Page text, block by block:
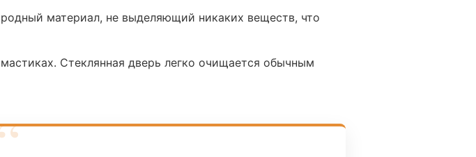
материал, не выделяющий никаких веществ, что
Стеклянная дверь легко очищается обычным